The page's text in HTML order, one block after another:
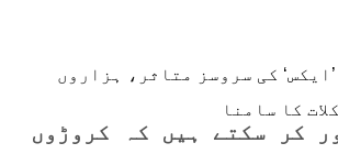
کر سکتے ہیں کہ کروڑوں
کی سروسز متاثر، ہزاروں
کا سامنا